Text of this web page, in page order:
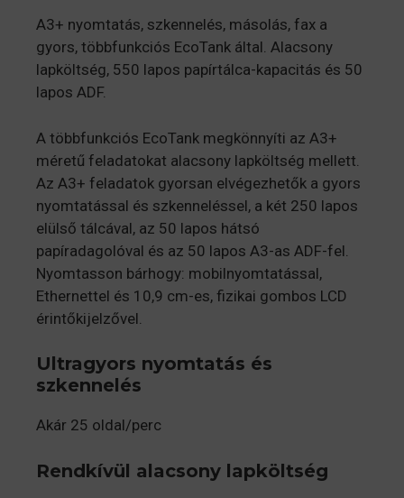
A3+ nyomtatás, szkennelés, másolás, fax a
gyors, többfunkciós EcoTank által. Alacsony
lapköltség, 550 lapos papírtálca-kapacitás és 50
lapos ADF.
A többfunkciós EcoTank megkönnyíti az A3+
méretű feladatokat alacsony lapköltség mellett.
Az A3+ feladatok gyorsan elvégezhetők a gyors
nyomtatással és szkenneléssel, a két 250 lapos
elülső tálcával, az 50 lapos hátsó
papíradagolóval és az 50 lapos A3-as ADF-fel.
Nyomtasson bárhogy: mobilnyomtatással,
Ethernettel és 10,9 cm-es, fizikai gombos LCD
érintőkijelzővel.
Ultragyors nyomtatás és
szkennelés
Akár 25 oldal/perc
Rendkívül alacsony lapköltség